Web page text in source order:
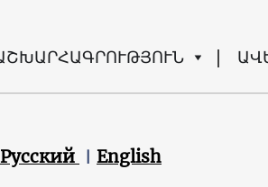
Русский English